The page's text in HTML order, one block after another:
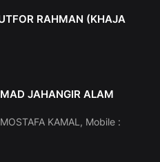
RAHMAN (KHAJA
JAHANGIR ALAM
KAMAL, Mobile :